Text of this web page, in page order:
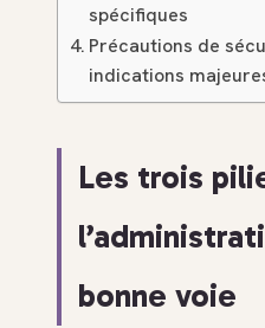
spécifiques
Précautions de
indications
Les trois
bonne voie